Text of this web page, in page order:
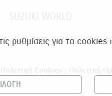
ρυθμίσεις για τα